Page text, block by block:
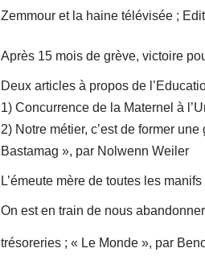
Zemmour et la haine télévisée ;
Après 15 mois de grève, victoire
Deux articles à propos de
1) Concurrence de la Maternel à
2) Notre métier, c’est de former
Bastamag », par Nolwenn Weiler
L’émeute mère de toutes les
On est en train de nous
trésoreries ; « Le Monde », par